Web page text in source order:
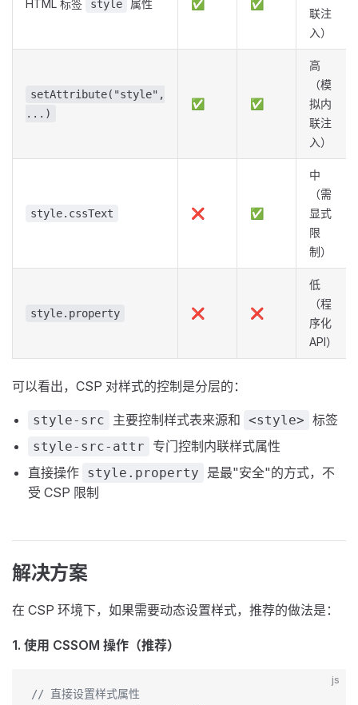
HTML 标签 style 属性 ✅ ✅
联注
入）
setAttribute("style",
...)
✅ ✅
高
（模
拟内
联注
入）
style.cssText ❌ ✅
中
（需
显式
限
制）
style.property ❌ ❌
低
（程
序化
API）
可以看出，CSP 对样式的控制是分层的：
style-src 主要控制样式表来源和 <style> 标签
style-src-attr
专门控制内联样式属性
直接操作 style.property
是最"安全"的方式，不
受 CSP 限制
解决方案
在 CSP 环境下，如果需要动态设置样式，推荐的做法是：
1. 使用 CSSOM 操作（推荐）
js
// 直接设置样式属性